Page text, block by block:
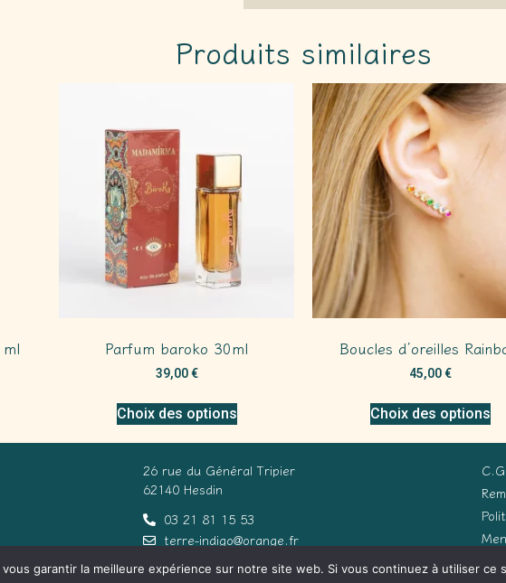
Produits similaires
Parfum baroko 30ml
39,00€
Choix des options
Boucles d’oreilles
45,00€
Choix des options
26 rue du Général Tripier
62140 Hesdin
03 21 81 15 53
terre-indigo@orange.fr
garantir la meilleure expérience sur notre site web. Si vous continuez à utiliser